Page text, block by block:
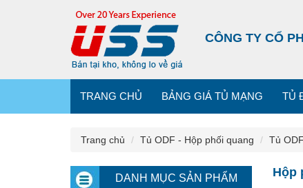
CÔNG TY CỔ
TRANG CHỦ BẢNG GIÁ TỦ MẠNG TỦ
Trang chủ Tủ ODF - Hộp phối quang Tủ
DANH MỤC SẢN PHẨM Hộp